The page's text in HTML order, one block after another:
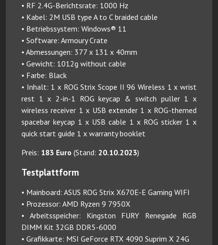
• RF 2.4G-Berichtsrate: 1000 Hz
• Kabel: 2M USB type A to C braided cable
• Betriebssystem: Windows® 11
• Software: Armoury Crate
• Abmessungen: 377 x 131 x 40mm
• Gewicht: 1012g without cable
• Farbe: Black
• Inhalt: 1 x ROG Strix Scope II 96 Wireless 1 x wrist
rest 1 x 2-in-1 ROG keycap & switch puller 1 x
wireless receiver 1 x USB extender 1 x ROG-themed
spacebar keycap 1 x USB cable 1 x ROG sticker 1 x
quick start guide 1 x warranty booklet
Preis: 183 Euro (Stand: 20.10.2023)
Testplattform
• Mainboard: ASUS ROG Strix X670E-E Gaming WIFI
• Prozessor: AMD Ryzen 9 7950X
• Arbeitsspeicher: Kingston FURY Renegade RGB
DIMM Kit 32GB DDR5-6000
• Grafikkarte: MSI GeForce RTX 4090 Suprim X 24G